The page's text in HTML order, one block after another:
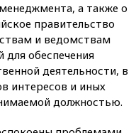
а также о
правительство
и ведомствам
для обеспечения
деятельности, в
интересов и иных
должностью.